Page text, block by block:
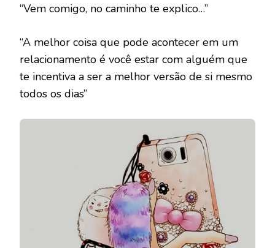
“Vem comigo, no caminho te explico…”
“A melhor coisa que pode acontecer em um
relacionamento é você estar com alguém que
te incentiva a ser a melhor versão de si mesmo
todos os dias”